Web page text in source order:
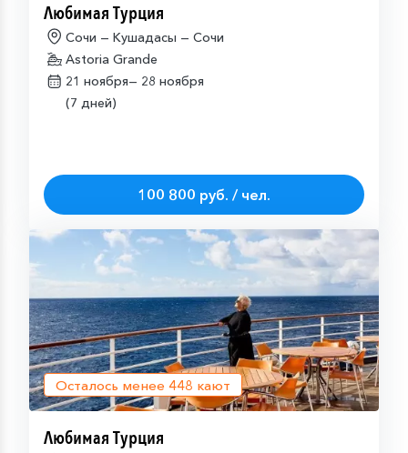
Любимая Турция
Сочи — Кушадасы — Сочи
Astoria Grande
21 ноября— 28 ноября
(7 дней)
100 800 руб. / чел.
Осталось менее 448 кают
Любимая Турция